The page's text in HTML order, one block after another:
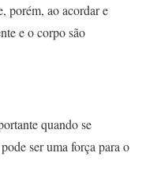
porém, ao acordar e
e o corpo são
quando se
ser uma força para o